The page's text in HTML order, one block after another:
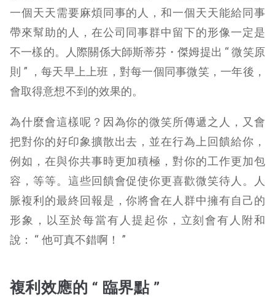
一個天天需要麻煩同事的人，和一個天天能給同事
帶來幫助的人，在公司同事群中留下的形像一定是
不一樣的。人際關係大師斯蒂芬・傑姆提出 “ 微笑原
則 ” ，每天早上上班，對每一個同事微笑，一年後，
會取得意想不到的效果的。
為什麼會這樣呢？因為你的微笑所傳遞之人，又會
把對你的好印象擴散出去，並在行為上回饋給你，
例如，在與你共事時更加積極，對你的工作更加包
容，等等。這些回饋會促使你更喜歡微笑待人。人
脈複利的最終回報是，你將會在人群中擁有自己的
形象，以至於每當有人提起你，立刻會有人附和
說： “ 他可真不錯啊！ ”
複利效應的 “ 臨界點 ”